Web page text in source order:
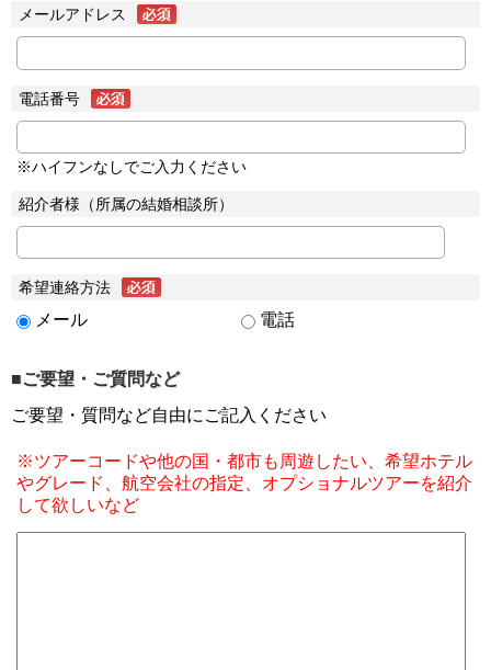
メールアドレス
電話番号
※ハイフンなしでご入力ください
紹介者様（所属の結婚相談所）
希望連絡方法
メール 電話
■ご要望・ご質問など
ご要望・質問など自由にご記入ください
※ツアーコードや他の国・都市も周遊したい、希望ホテル
やグレード、航空会社の指定、オプショナルツアーを紹介
して欲しいなど